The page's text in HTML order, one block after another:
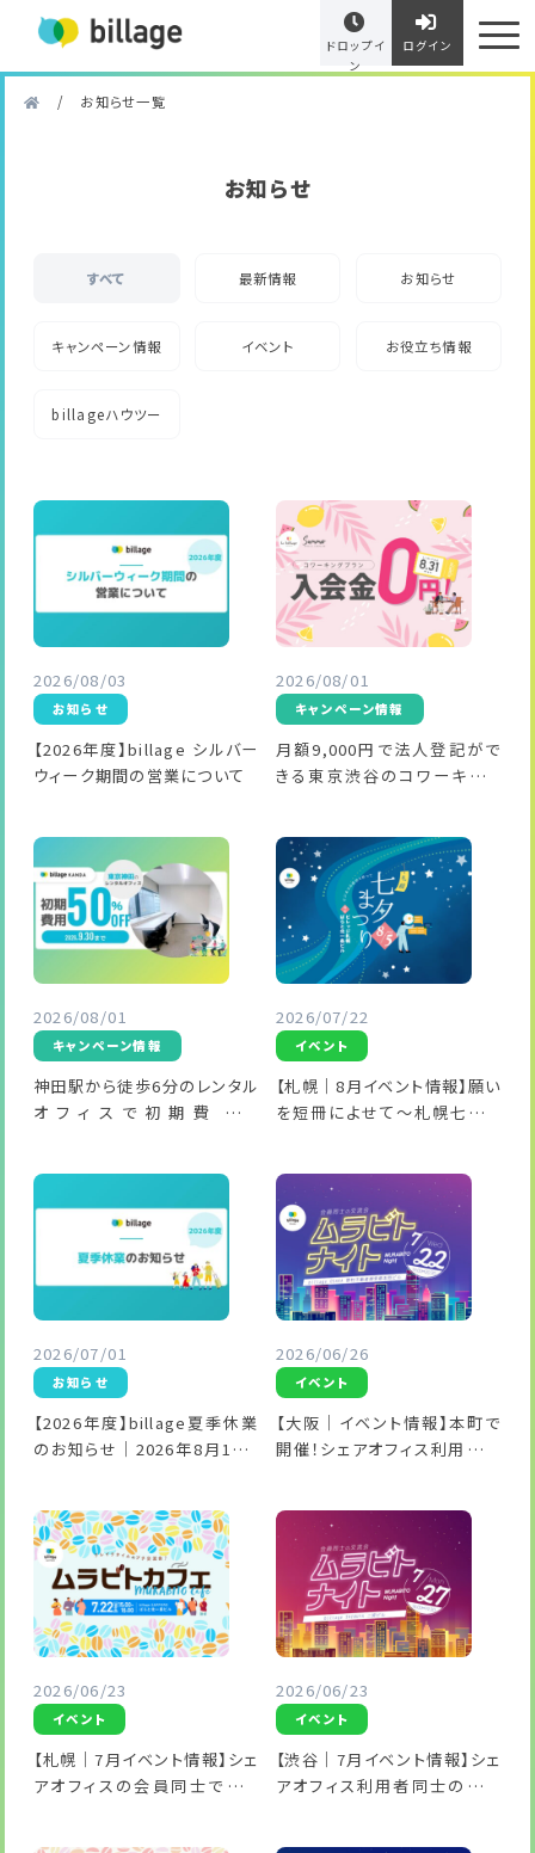
ドロップイ
ン
ログイン
/ お知らせ一覧
お知らせ
すべて 最新情報 お知らせ
キャンペーン情報 イベント お役立ち情報
billageハウツー
2026/08/03
お知らせ
【2026年度】billage シルバー
ウィーク期間の営業について
2026/08/01
キャンペーン情報
月額9,000円で法人登記がで
きる東京渋谷のコワーキング
2026/08/01
キャンペーン情報
神田駅から徒歩6分のレンタル
オフィスで初期費用が
2026/07/22
イベント
【札幌｜8月イベント情報】願い
を短冊によせて～札幌七夕ま
2026/07/01
お知らせ
【2026年度】billage夏季休業
のお知らせ｜2026年8月13日
2026/06/26
イベント
【大阪｜イベント情報】本町で
開催！シェアオフィス利用者同
2026/06/23
イベント
【札幌｜7月イベント情報】シェ
アオフィスの会員同士でゆる
2026/06/23
イベント
【渋谷｜7月イベント情報】シェ
アオフィス利用者同士の交流